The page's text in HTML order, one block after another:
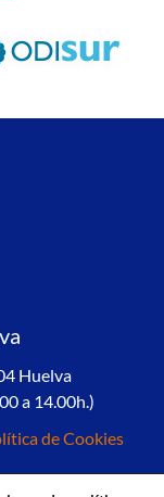
Huelva
a 14.00h.)
de Cookies